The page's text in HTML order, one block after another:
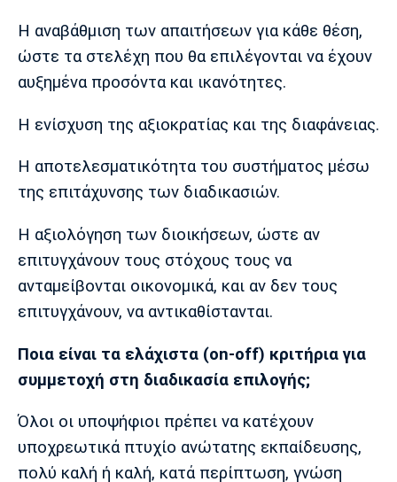
Η αναβάθμιση των απαιτήσεων για κάθε θέση,
ώστε τα στελέχη που θα επιλέγονται να έχουν
αυξημένα προσόντα και ικανότητες.
Η ενίσχυση της αξιοκρατίας και της διαφάνειας.
Η αποτελεσματικότητα του συστήματος μέσω
της επιτάχυνσης των διαδικασιών.
Η αξιολόγηση των διοικήσεων, ώστε αν
επιτυγχάνουν τους στόχους τους να
ανταμείβονται οικονομικά, και αν δεν τους
επιτυγχάνουν, να αντικαθίστανται.
Ποια είναι τα ελάχιστα (on-off) κριτήρια για
συμμετοχή στη διαδικασία επιλογής;
Όλοι οι υποψήφιοι πρέπει να κατέχουν
υποχρεωτικά πτυχίο ανώτατης εκπαίδευσης,
πολύ καλή ή καλή, κατά περίπτωση, γνώση